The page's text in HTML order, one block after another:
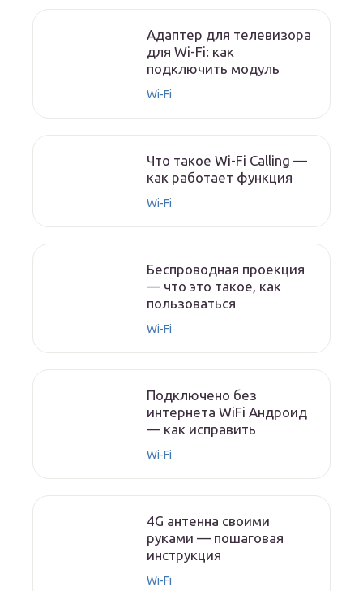
Адаптер для телевизора
для Wi-Fi: как
подключить модуль
Wi-Fi
Что такое Wi-Fi Calling —
как работает функция
Wi-Fi
Беспроводная проекция
— что это такое, как
пользоваться
Wi-Fi
Подключено без
интернета WiFi Андроид
— как исправить
Wi-Fi
4G антенна своими
руками — пошаговая
инструкция
Wi-Fi